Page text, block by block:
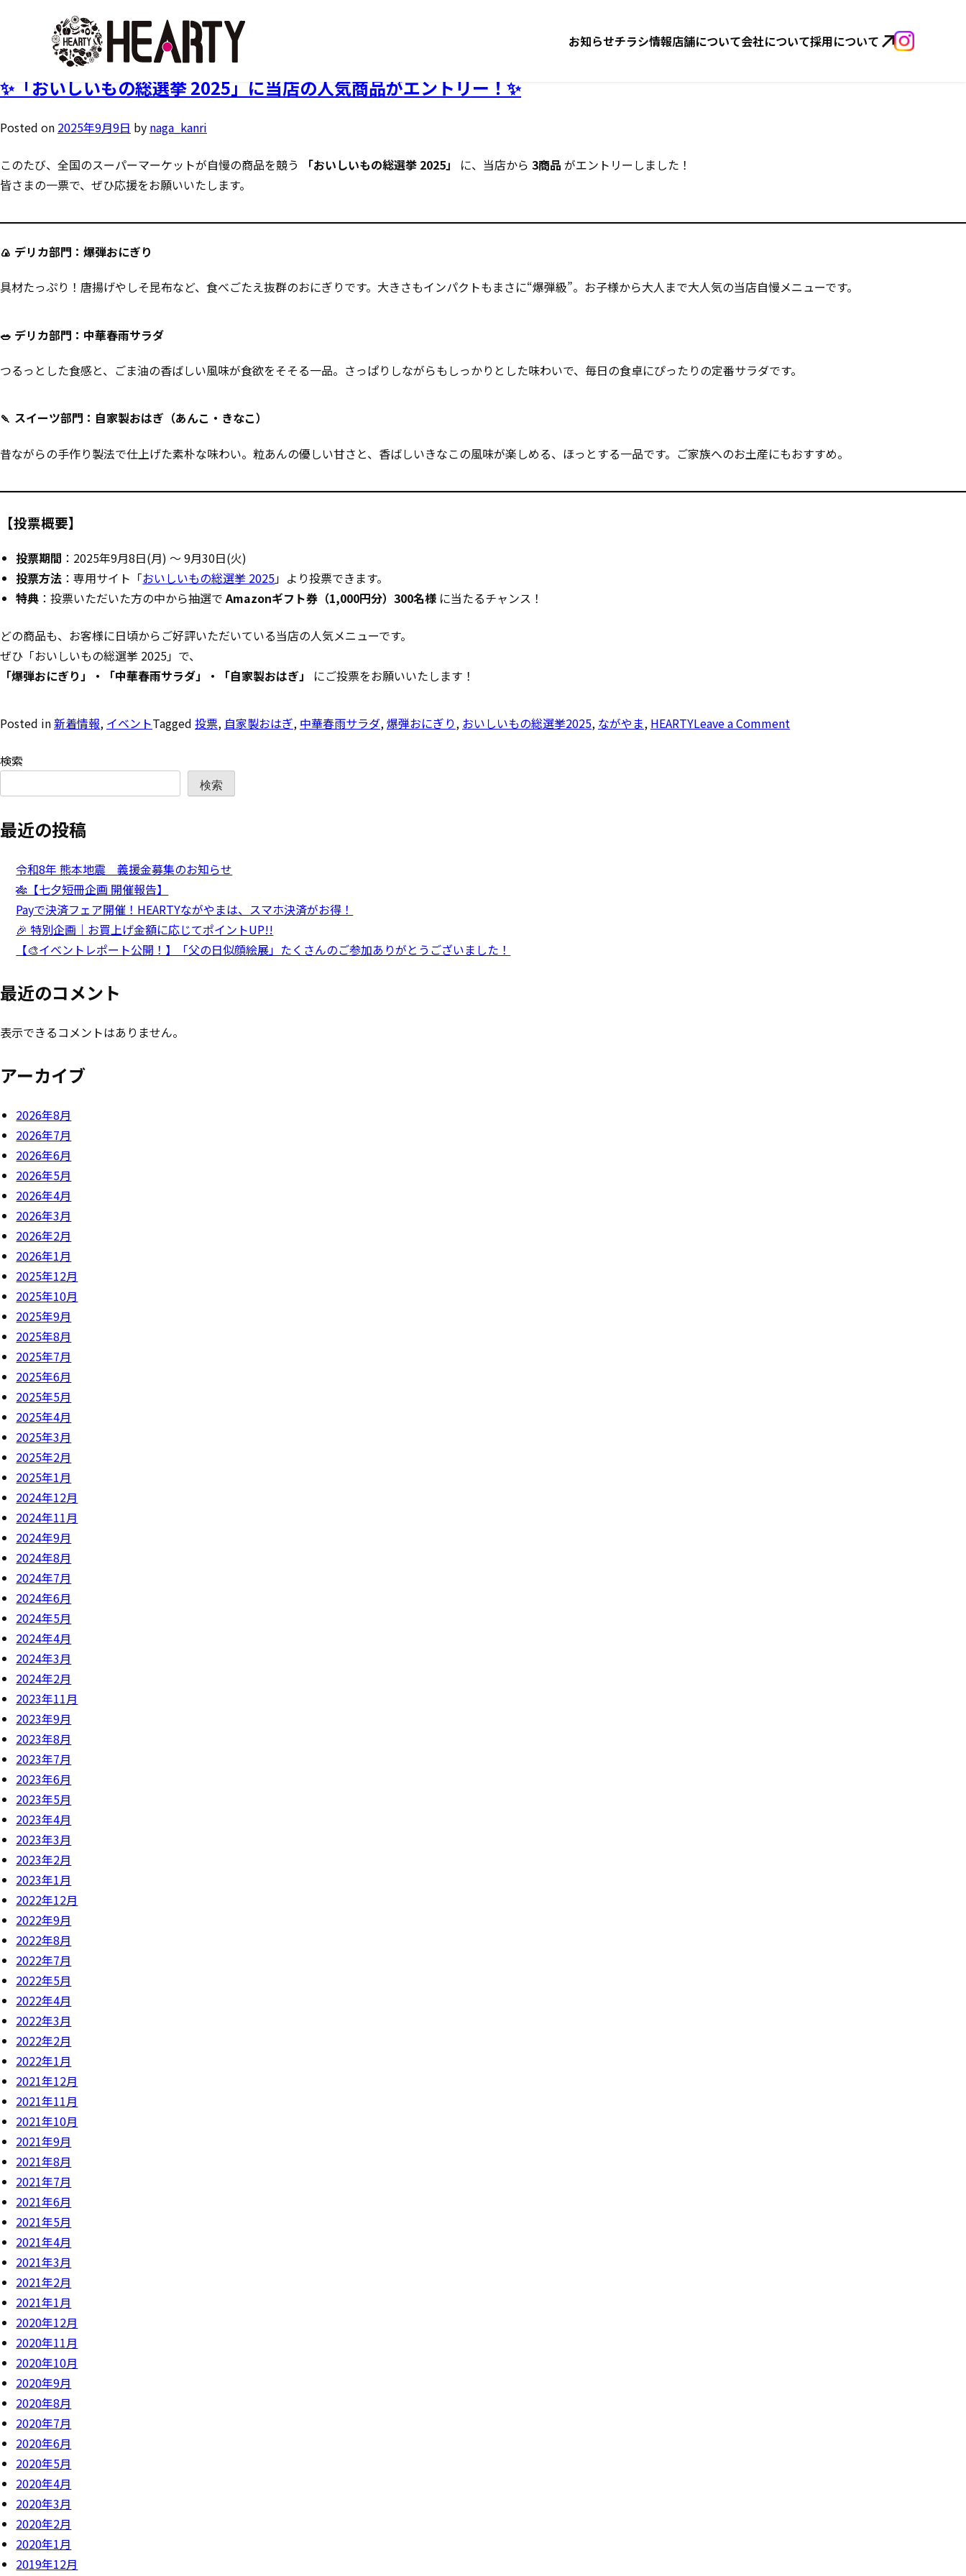
お知らせチラシ情報店舗について会社について採用について
タグ:おいしいもの総選挙2025
✨「おいしいもの総選挙 2025」に当店の人気商品がエントリー！✨
Posted on 2025年9月9日 by naga_kanri
このたび、全国のスーパーマーケットが自慢の商品を競う 「おいしいもの総選挙 2025」 に、当店から 3商品 がエントリーしました！
皆さまの一票で、ぜひ応援をお願いいたします。
🍙 デリカ部門：爆弾おにぎり
具材たっぷり！唐揚げやしそ昆布など、食べごたえ抜群のおにぎりです。大きさもインパクトもまさに“爆弾級”。お子様から大人まで大人気の当店自慢メニューです。
🥗 デリカ部門：中華春雨サラダ
つるっとした食感と、ごま油の香ばしい風味が食欲をそそる一品。さっぱりしながらもしっかりとした味わいで、毎日の食卓にぴったりの定番サラダです。
🍡 スイーツ部門：自家製おはぎ（あんこ・きなこ）
昔ながらの手作り製法で仕上げた素朴な味わい。粒あんの優しい甘さと、香ばしいきなこの風味が楽しめる、ほっとする一品です。ご家族へのお土産にもおすすめ。
【投票概要】
投票期間 ：2025年9月8日(月) ～ 9月30日(火)
投票方法 ：専用サイト「おいしいもの総選挙 2025」より投票できます。
特典 ：投票いただいた方の中から抽選でAmazonギフト券（1,000円分）300名様 に当たるチャンス！
どの商品も、お客様に日頃からご好評いただいている当店の人気メニューです。
ぜひ「おいしいもの総選挙 2025」で、
「爆弾おにぎり」・「中華春雨サラダ」・「自家製おはぎ」
にご投票をお願いいたします！
Posted in新着情報, イベントTagged 投票, 自家製おはぎ, 中華春雨サラダ,爆弾おにぎり, おいしいもの総選挙2025, ながやま, HEARTYLeave a Comment
検索
検索
最近の投稿
令和8年 熊本地震 義援金募集のお知らせ
🎋【七夕短冊企画 開催報告】
Payで決済フェア開催！HEARTYながやまは、スマホ決済がお得！
🎉 特別企画｜お買上げ金額に応じてポイントUP!!
【🎨イベントレポート公開！】「父の日似顔絵展」たくさんのご参加ありがとうございました！
最近のコメント
表示できるコメントはありません。
アーカイブ
2026年8月
2026年7月
2026年6月
2026年5月
2026年4月
2026年3月
2026年2月
2026年1月
2025年12月
2025年10月
2025年9月
2025年8月
2025年7月
2025年6月
2025年5月
2025年4月
2025年3月
2025年2月
2025年1月
2024年12月
2024年11月
2024年9月
2024年8月
2024年7月
2024年6月
2024年5月
2024年4月
2024年3月
2024年2月
2023年11月
2023年9月
2023年8月
2023年7月
2023年6月
2023年5月
2023年4月
2023年3月
2023年2月
2023年1月
2022年12月
2022年9月
2022年8月
2022年7月
2022年5月
2022年4月
2022年3月
2022年2月
2022年1月
2021年12月
2021年11月
2021年10月
2021年9月
2021年8月
2021年7月
2021年6月
2021年5月
2021年4月
2021年3月
2021年2月
2021年1月
2020年12月
2020年11月
2020年10月
2020年9月
2020年8月
2020年7月
2020年6月
2020年5月
2020年4月
2020年3月
2020年2月
2020年1月
2019年12月